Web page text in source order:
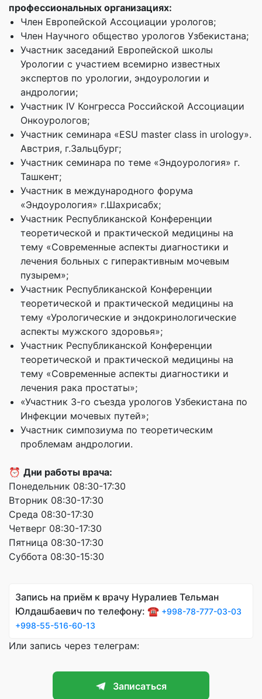
профессиональных организациях:
Член Европейской Ассоциации урологов;
Член Научного общество урологов Узбекистана;
Участник заседаний Европейской школы
Урологии с участием всемирно известных
экспертов по урологии, эндоурологии и
андрологии;
Участник IV Конгресса Российской Ассоциации
Онкоурологов;
Участник семинара «ESU master class in urology».
Австрия, г.Зальцбург;
Участник семинара по теме «Эндоурология» г.
Ташкент;
Участник в международного форума
«Эндоурология» г.Шахрисабх;
Участник Республиканской Конференции
теоретической и практической медицины на
тему «Современные аспекты диагностики и
лечения больных с гиперактивным мочевым
пузырем»;
Участник Республиканской Конференции
теоретической и практической медицины на
тему «Урологические и эндокринологические
аспекты мужского здоровья»;
Участник Республиканской Конференции
теоретической и практической медицины на
тему «Современные аспекты диагностики и
лечения рака простаты»;
«Участник 3-го съезда урологов Узбекистана по
Инфекции мочевых путей»;
Участник симпозиума по теоретическим
проблемам андрологии.
⏰ Дни работы врача:
Понедельник 08:30-17:30
Вторник 08:30-17:30
Среда 08:30-17:30
Четверг 08:30-17:30
Пятница 08:30-17:30
Суббота 08:30-15:30
Запись на приём к врачу Нуралиев Тельман
Юлдашбаевич по телефону: ☎️ +998-78-777-03-03
+998-55-516-60-13
Или запись через телеграм:
Записаться